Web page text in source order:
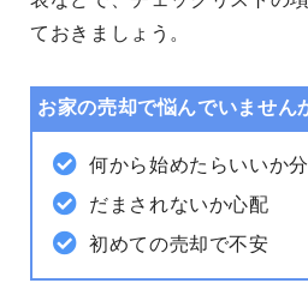
ておきましょう。
お家の売却で悩んでいません
何から始めたらいいか
だまされないか心配
初めての売却で不安